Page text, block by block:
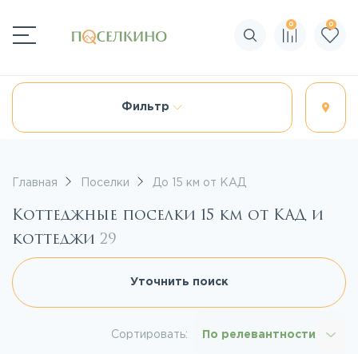
Поиск по сайту
0 0
Фильтр
Главная Поселки До 15 км от КАД
Коттеджные поселки 15 км от КАД и
коттеджи 29
Уточнить поиск
Сортировать: По релевантности